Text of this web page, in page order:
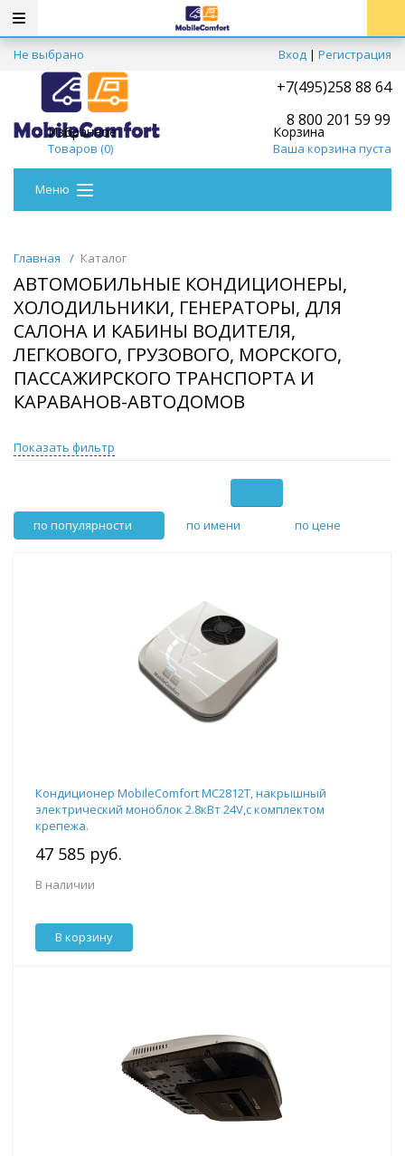
Не выбрано Вход | Регистрация
+7(495)258 88 64
8 800 201 59 99
Избранное
Товаров (0)
Корзина
Ваша корзина пуста
Меню
Главная / Каталог
АВТОМОБИЛЬНЫЕ КОНДИЦИОНЕРЫ,
ХОЛОДИЛЬНИКИ, ГЕНЕРАТОРЫ, ДЛЯ
САЛОНА И КАБИНЫ ВОДИТЕЛЯ,
ЛЕГКОВОГО, ГРУЗОВОГО, МОРСКОГО,
ПАССАЖИРСКОГО ТРАНСПОРТА И
КАРАВАНОВ-АВТОДОМОВ
Показать фильтр
по популярности по имени по цене
Кондиционер MobileComfort MC2812T, накрышный
электрический моноблок 2.8кВт 24V,с комплектом
крепежа.
47 585 руб.
В наличии
В корзину